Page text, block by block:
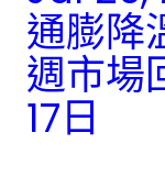
通膨降
週市場
17日